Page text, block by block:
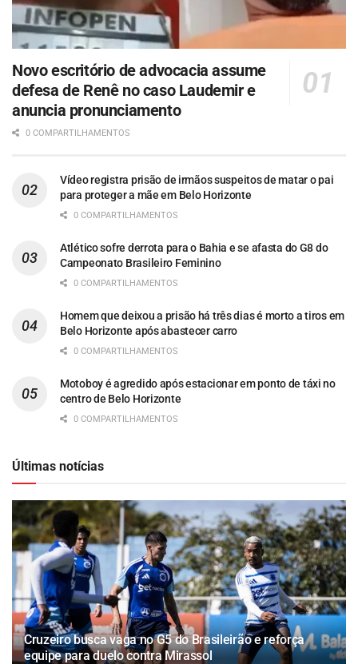
Novo escritório de advocacia assume
defesa de Renê no caso Laudemir e
anuncia pronunciamento
0 COMPARTILHAMENTOS
Vídeo registra prisão de irmãos suspeitos de matar o pai
para proteger a mãe em Belo Horizonte
0 COMPARTILHAMENTOS
Atlético sofre derrota para o Bahia e se afasta do G8 do
Campeonato Brasileiro Feminino
0 COMPARTILHAMENTOS
Homem que deixou a prisão há três dias é morto a tiros em
Belo Horizonte após abastecer carro
0 COMPARTILHAMENTOS
Motoboy é agredido após estacionar em ponto de táxi no
centro de Belo Horizonte
0 COMPARTILHAMENTOS
Últimas notícias
Cruzeiro busca vaga no G5 do Brasileirão e reforça
equipe para duelo contra Mirassol